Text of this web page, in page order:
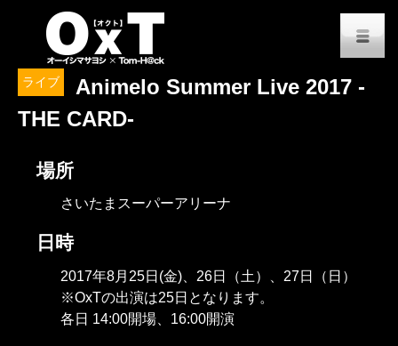
ライブ
Animelo Summer Live 2017 -
THE CARD-
場所
さいたまスーパーアリーナ
日時
2017年8月25日(金)、26日（土）、27日（日）
※OxTの出演は25日となります。
各日 14:00開場、16:00開演